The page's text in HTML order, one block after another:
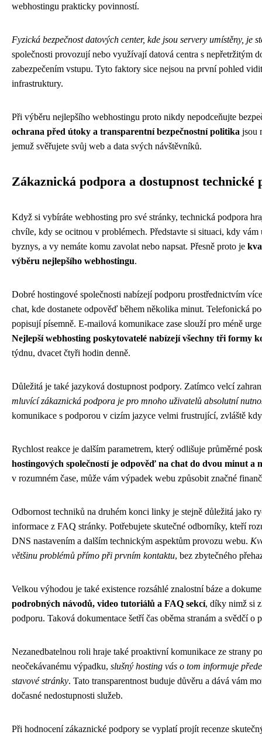
webhostingu prakticky povinností.
Fyzická bezpečnost datových center, kde jsou servery umístěny, je
společnosti provozují nebo využívají datová centra s nepřetržitým
zabezpečením vstupu. Tyto faktory sice nejsou na první pohled
infrastruktury.
Při výběru nejlepšího webhostingu proto nikdy nepodceňujte
ochrana před útoky a transparentní bezpečnostní politika jsou
jemuž svěřujete svůj web a data svých návštěvníků.
Zákaznická podpora a dostupnost technické
Když si vybíráte webhosting pro své stránky, technická podpora
chvíle, kdy se ocitnou v problémech. Představte si situaci, kdy
byznys, a vy nemáte komu zavolat nebo napsat. Přesně proto je
výběru nejlepšího webhostingu.
Dobré hostingové společnosti nabízejí podporu prostřednictvím
chat, kde dostanete odpověď během několika minut. Telefonická
popisují písemně. E-mailová komunikace zase slouží pro méně
Nejlepší webhosting poskytovatelé nabízejí všechny tři formy
týdnu, dvacet čtyři hodin denně.
Důležitá je také jazyková dostupnost podpory. Zatímco velcí
mluvící zákaznická podpora je pro mnoho uživatelů absolutní
komunikace s podporou v cizím jazyce velmi frustrující, zvláště
Rychlost reakce je dalším parametrem, který odlišuje průměrné
hostingových společností je odpověď na chat do dvou minut a
v rozumném čase, může vám výpadek webu způsobit značné
Odbornost techniků na druhém konci linky je stejně důležitá jako
informace z FAQ stránky. Potřebujete skutečné odborníky, kteří
DNS nastavením a dalším technickým aspektům provozu webu.
většinu problémů přímo při prvním kontaktu, bez zbytečného
Velkou výhodou je také existence rozsáhlé znalostní báze a
podrobných návodů, video tutoriálů a FAQ sekcí, díky nimž si
podporu. Taková dokumentace šetří čas oběma stranám a svědčí
Nezanedbatelnou roli hraje také proaktivní komunikace ze strany
neočekávanému výpadku, slušný hosting vás o tom informuje
stavové stránky. Tato transparentnost buduje důvěru a dává vám
dočasné nedostupnosti služeb.
Při hodnocení zákaznické podpory se vyplatí projít recenze